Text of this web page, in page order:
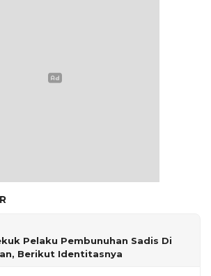
Pelaku Pembunuhan Sadis Di
Berikut Identitasnya